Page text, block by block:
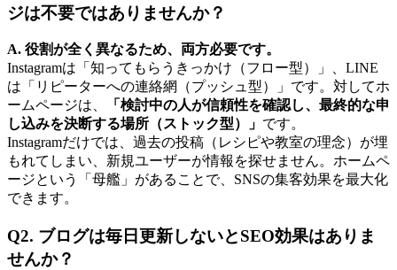
ジは不要ではありませんか？
A. 役割が全く異なるため、両方必要です。
Instagramは「知ってもらうきっかけ（フロー型）」、LINE
は「リピーターへの連絡網（プッシュ型）」です。対してホ
ームページは、
「検討中の人が信頼性を確認し、最終的な申
し込みを決断する場所（ストック型）」 です。
Instagramだけでは、過去の投稿（レシピや教室の理念）が埋
もれてしまい、新規ユーザーが情報を探せません。ホームペ
ージという「母艦」があることで、SNSの集客効果を最大化
できます。
Q2. ブログは毎日更新しないとSEO効果はありま
せんか？